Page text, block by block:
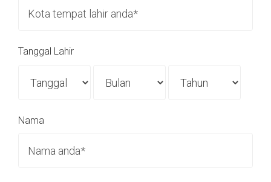
Tanggal Lahir
Nama